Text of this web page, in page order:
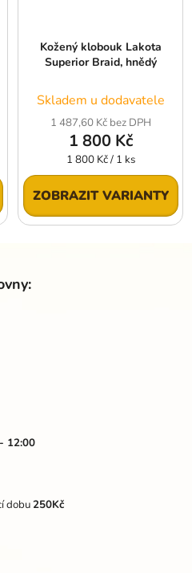
Kožený klobouk Lakota
Superior Braid, hnědý
Skladem u dodavatele
1 487,60 Kč bez DPH
1 800 Kč
Měrná
cena:
1 800 Kč / 1 ks
ZOBRAZIT VARIANTY
12:00
dobu250Kč